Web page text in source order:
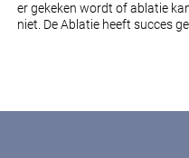
er gekeken wordt of ablatie
niet. De Ablatie heeft succes